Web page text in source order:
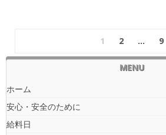
1 2 … 9
MENU
ホーム
安心・安全のために
給料日